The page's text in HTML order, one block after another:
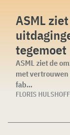
ASML
tegemoet
ASML ziet de
met vertrouwen
fab...
FLORIS